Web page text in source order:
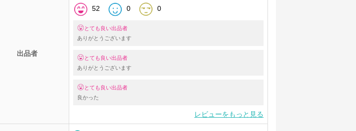
出品者
52 0 0
とても良い出品者
ありがとうございます
とても良い出品者
ありがとうございます
とても良い出品者
良かった
レビューをもっと見る